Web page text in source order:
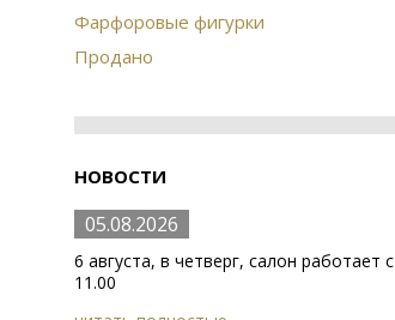
Фарфоровые фигурки
Продано
НОВОСТИ
05.08.2026
6 августа, в четверг, салон работает с
11.00